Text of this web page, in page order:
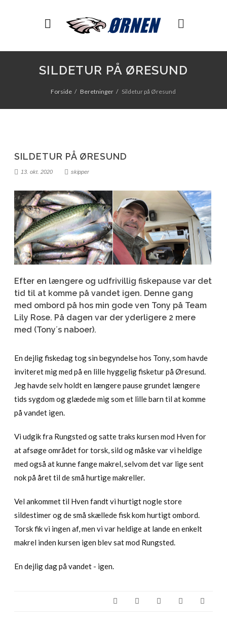
SILDETUR PÅ ØRESUND
Forside Beretninger Sildetur på Øresund
SILDETUR PÅ ØRESUND
13. okt. 2020 skipper
Efter en længere og udfrivillig fiskepause var det
tid til at komme på vandet igen. Denne gang
med ombord på hos min gode ven Tony på Team
Lily Rose. På dagen var der yderligere 2 mere
med (Tony´s naboer).
En dejlig fiskedag tog sin begyndelse hos Tony, som havde
inviteret mig med på en lille hyggelig fisketur på Øresund.
Jeg havde selv holdt en længere pause grundet længere
tids sygdom og glædede mig som et lille barn til at komme
på vandet igen.
Vi udgik fra Rungsted og satte traks kursen mod Hven for
at afsøge området for torsk, sild og måske var vi heldige
med også at kunne fange makrel, selvom det var lige sent
nok på året til de små hurtige makreller.
Vel ankommet til Hven fandt vi hurtigt nogle store
sildestimer og de små skællede fisk kom hurtigt ombord.
Torsk fik vi ingen af, men vi var heldige at lande en enkelt
makrel inden kursen igen blev sat mod Rungsted.
En dejlig dag på vandet - igen.